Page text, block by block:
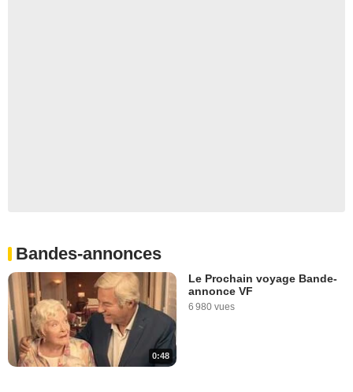
Bandes-annonces
0:48
Le Prochain voyage Bande-
annonce VF
6 980 vues